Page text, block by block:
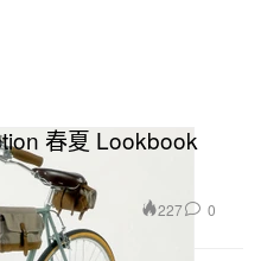
春夏 Lookbook
227 0